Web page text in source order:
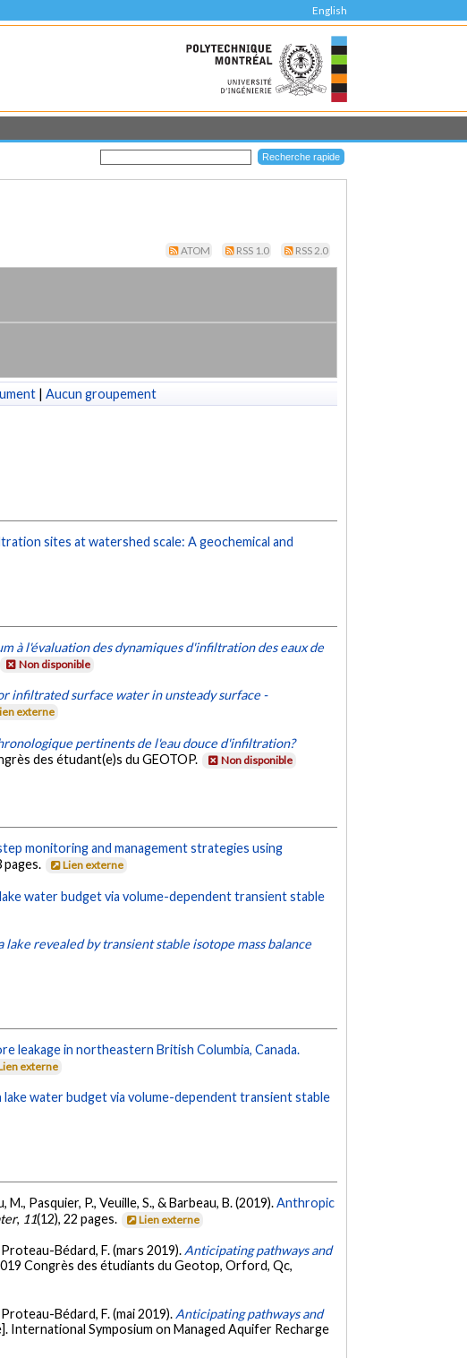
English
ATOM RSS 1.0 RSS 2.0
| Aucun groupement
sites at watershed scale: A geochemical and
à l'évaluation des dynamiques d'infiltration des eaux de
Non disponible
infiltrated surface water in unsteady surface -
externe
pertinents de l'eau douce d'infiltration?
des étudant(e)s du GEOTOP. Non disponible
monitoring and management strategies using
pages. Lien externe
water budget via volume-dependent transient stable
revealed by transient stable isotope mass balance
leakage in northeastern British Columbia, Canada.
externe
water budget via volume-dependent transient stable
Pasquier, P., Veuille, S., & Barbeau, B. (2019).Anthropic
, 11(12), 22 pages. Lien externe
Bédard, F. (mars 2019).Anticipating pathways and
Congrès des étudiants du Geotop, Orford, Qc,
Bédard, F. (mai 2019). Anticipating pathways and
International Symposium on Managed Aquifer Recharge